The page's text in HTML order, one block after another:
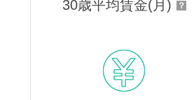
30歳平均賃金(月) ？